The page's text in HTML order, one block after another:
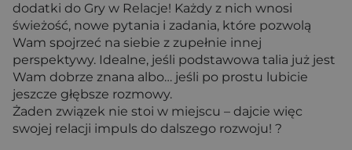
dodatki do Gry w Relacje! Każdy z nich wnosi
świeżość, nowe pytania i zadania, które pozwolą
Wam spojrzeć na siebie z zupełnie innej
perspektywy. Idealne, jeśli podstawowa talia już jest
Wam dobrze znana albo… jeśli po prostu lubicie
jeszcze głębsze rozmowy.
Żaden związek nie stoi w miejscu – dajcie więc
swojej relacji impuls do dalszego rozwoju! ?